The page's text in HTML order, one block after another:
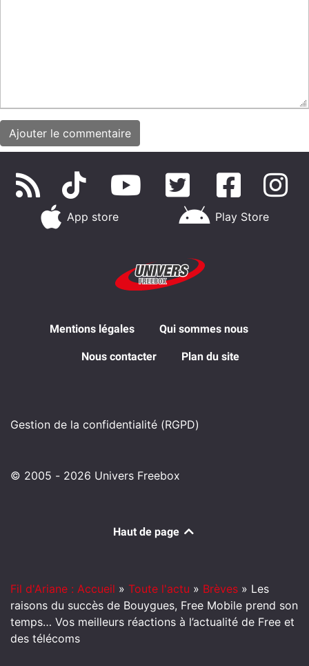
App store Play Store
Mentions légales Qui sommes nous
Nous contacter Plan du site
Gestion de la confidentialité (RGPD)
© 2005 - 2026 Univers Freebox
Haut de page
Fil d'Ariane : Accueil » Toute l'actu » Brèves » Les
raisons du succès de Bouygues, Free Mobile prend son
temps… Vos meilleurs réactions à l’actualité de Free et
des télécoms